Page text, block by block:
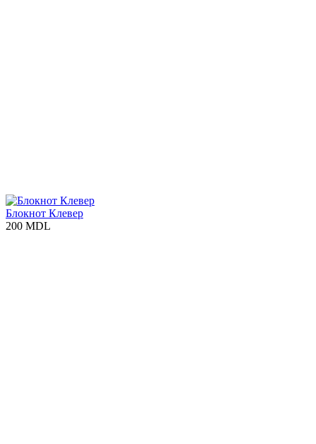
Блокнот Клевер
200 MDL